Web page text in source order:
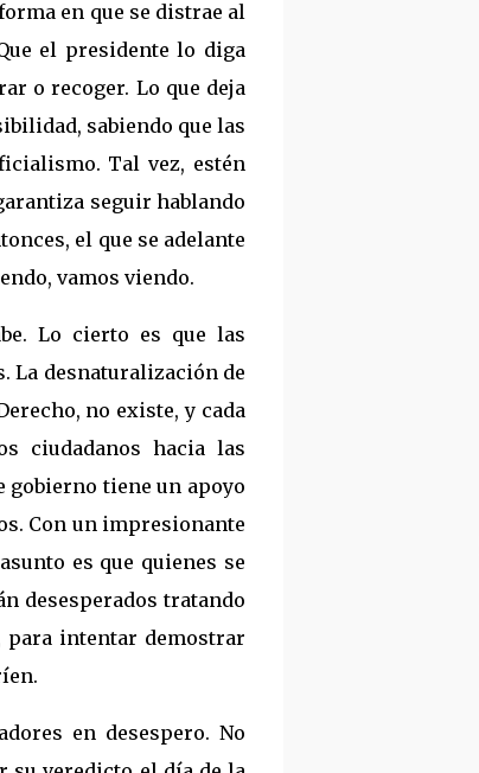
en que se distrae al
el presidente lo diga
o recoger. Lo que deja
sabiendo que las
Tal vez, estén
seguir hablando
el que se adelante
vamos viendo.
Lo cierto es que las
La desnaturalización de
no existe, y cada
ciudadanos hacia las
tiene un apoyo
Con un impresionante
es que quienes se
desesperados tratando
para intentar demostrar
en desespero. No